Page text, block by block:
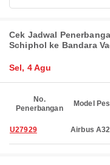
Cek Jadwal
Schiphol ke Bandara
Sel, 4 Agu
No.
Penerbangan
Model
U27929 Airbus